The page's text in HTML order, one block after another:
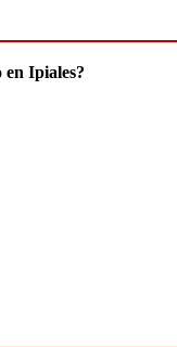
en Ipiales?